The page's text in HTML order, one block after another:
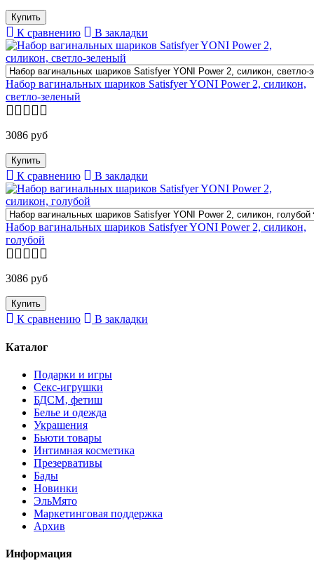
К сравнению В закладки
Набор вагинальных шариков Satisfyer YONI Power 2, силикон,
светло-зеленый
3086 руб
К сравнению В закладки
Набор вагинальных шариков Satisfyer YONI Power 2, силикон,
голубой
3086 руб
К сравнению В закладки
Каталог
Подарки и игры
Секс-игрушки
БДСМ‚ фетиш
Белье и одежда
Украшения
Бьюти товары
Интимная косметика
Презервативы
Бады
Новинки
ЭльМято
Маркетинговая поддержка
Архив
Информация